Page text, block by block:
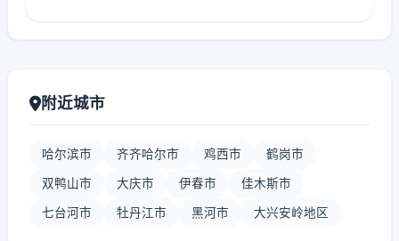
附近城市
哈尔滨市 齐齐哈尔市 鸡西市 鹤岗市
双鸭山市 大庆市 伊春市 佳木斯市
七台河市 牡丹江市 黑河市 大兴安岭地区